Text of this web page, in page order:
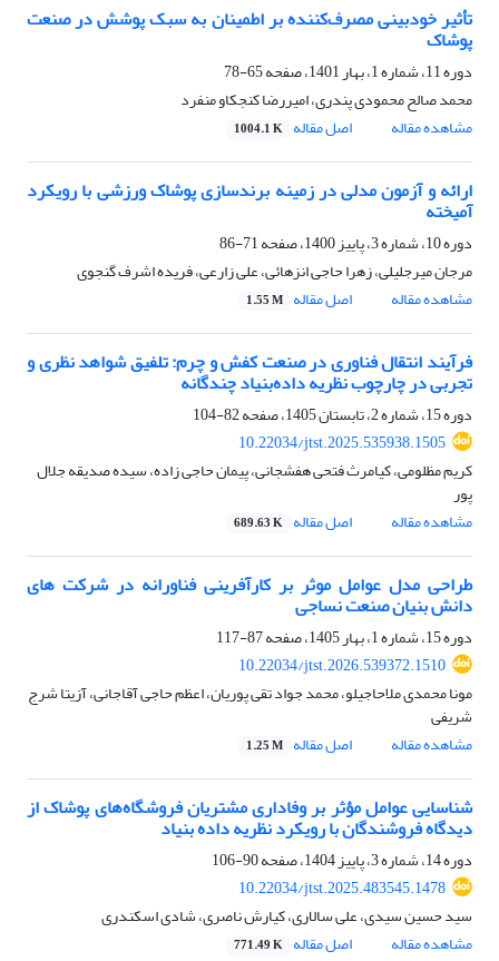
تأثیر خودبینی مصرف‌کننده بر اطمینان به سبک پوشش در صنعت
پوشاک
دوره 11، شماره 1، بهار 1401، صفحه
65-78
محمد صالح محمودی پندری، امیررضا کنجکاو منفرد
مشاهده مقاله
اصل مقاله 1004.1 K
ارائه و آزمون مدلی در زمینه برندسازی پوشاک ورزشی با رویکرد
آمیخته
دوره 10، شماره 3، پاییز 1400، صفحه
71-86
مرجان میرجلیلی، زهرا حاجی انزهائی، علی زارعی، فریده اشرف گنجوی
مشاهده مقاله
اصل مقاله 1.55 M
فرآیند انتقال فناوری در صنعت کفش و چرم: تلفیق شواهد نظری و
تجربی در چارچوب نظریه داده‌بنیاد چندگانه
دوره 15، شماره 2، تابستان 1405، صفحه
82-104
10.22034/jtst.2025.535938.1505
کریم مظلومی، کیامرث فتحی هفشجانی، پیمان حاجی زاده، سیده صدیقه جلال
پور
مشاهده مقاله
اصل مقاله 689.63 K
طراحی مدل عوامل موثر بر کارآفرینی فناورانه در شرکت های
دانش بنیان صنعت نساجی
دوره 15، شماره 1، بهار 1405، صفحه
87-117
10.22034/jtst.2026.539372.1510
مونا محمدی ملاحاجیلو، محمد جواد تقی پوریان، اعظم حاجی آقاجانی، آزیتا شرج
شریفی
مشاهده مقاله
اصل مقاله 1.25 M
شناسایی عوامل مؤثر بر وفاداری مشتریان فروشگاه‌های پوشاک از
دیدگاه فروشندگان با رویکرد نظریه داده بنیاد
دوره 14، شماره 3، پاییز 1404، صفحه
90-106
10.22034/jtst.2025.483545.1478
سید حسین سیدی، علی سالاری، کیارش ناصری، شادی اسکندری
مشاهده مقاله
اصل مقاله 771.49 K